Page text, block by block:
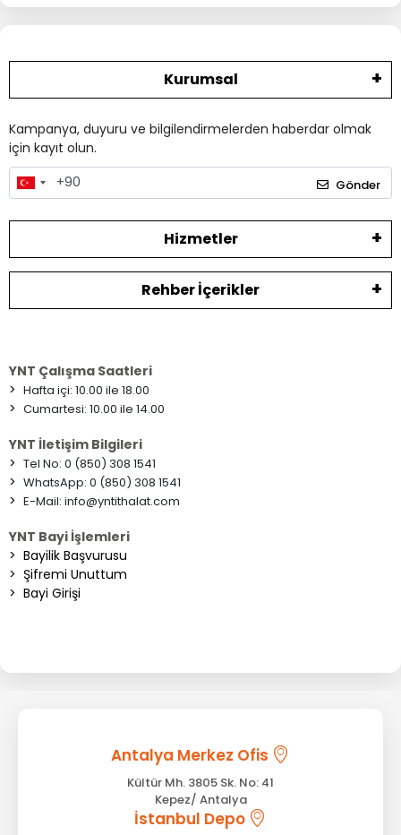
Kurumsal
Kampanya, duyuru ve bilgilendirmelerden haberdar olmak
için kayıt olun.
Gönder
Hizmetler
Rehber İçerikler
YNT Çalışma Saatleri
> Hafta içi: 10.00 ile 18.00
> Cumartesi: 10.00 ile 14.00
YNT İletişim Bilgileri
> Tel No: 0 (850) 308 1541
> WhatsApp: 0 (850) 308 1541
> E-Mail: info@yntithalat.com
YNT Bayi İşlemleri
> Bayilik Başvurusu
> Şifremi Unuttum
> Bayi Girişi
Antalya Merkez Ofis
Kültür Mh. 3805 Sk. No: 41
Kepez/ Antalya
İstanbul Depo